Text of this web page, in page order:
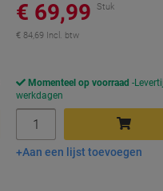
€ 69,99 Stuk
€ 84,69 Incl. btw
Momenteel op voorraad
werkdagen
In winkelwagen
Aan een lijst toevoegen